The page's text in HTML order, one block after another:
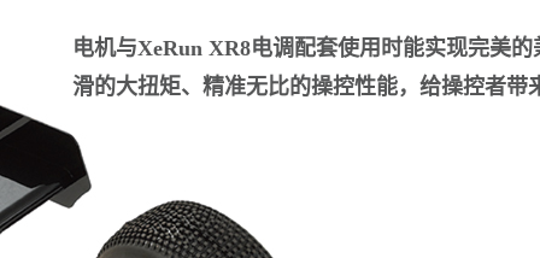
电机与XeRun XR8电调配套使用时能实现完美
滑的大扭矩、精准无比的操控性能，给操控者带